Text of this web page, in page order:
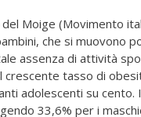
Moige (Movimento
che si muovono
assenza di attività
crescente tasso di
adolescenti su cento.
33,6% per i